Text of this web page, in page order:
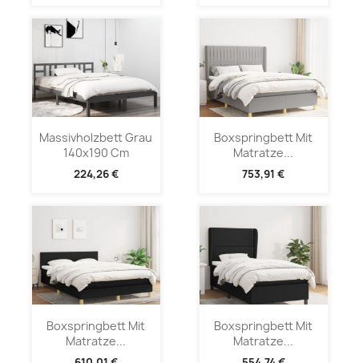
Massivholzbett Grau
140x190 Cm
224,26 €
Boxspringbett Mit
Matratze...
753,91 €
Boxspringbett Mit
Matratze...
Boxspringbett Mit
Matratze...